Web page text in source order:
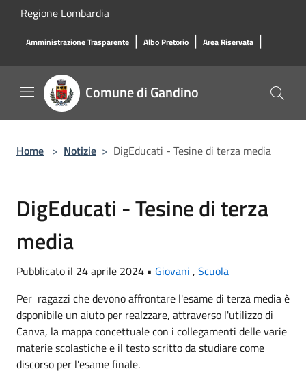
Salta al contenuto principale
Regione Lombardia
Amministrazione Trasparente | Albo Pretorio | Area Riservata |
Comune di Gandino
Home > Notizie > DigEducati - Tesine di terza media
DigEducati - Tesine di terza
media
Pubblicato il 24 aprile 2024 • Giovani , Scuola
Per ragazzi che devono affrontare l'esame di terza media è
dsponibile un aiuto per realzzare, attraverso l'utilizzo di
Canva, la mappa concettuale con i collegamenti delle varie
materie scolastiche e il testo scritto da studiare come
discorso per l'esame finale.